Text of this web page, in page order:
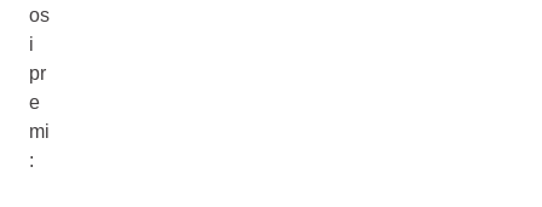
os
i
pr
e
mi
: